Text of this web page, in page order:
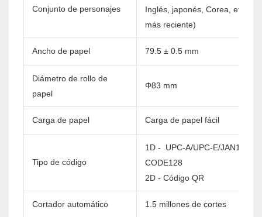
Conjunto de personajes
Inglés, japonés, Corea, etc.
más reciente)
Ancho de papel 79.5 ± 0.5 mm
Diámetro de rollo de
papel
Φ83 mm
Carga de papel Carga de papel fácil
Tipo de código
1D - UPC-A/UPC-E/
CODE128
2D - Código QR
Cortador automático 1.5 millones de cortes